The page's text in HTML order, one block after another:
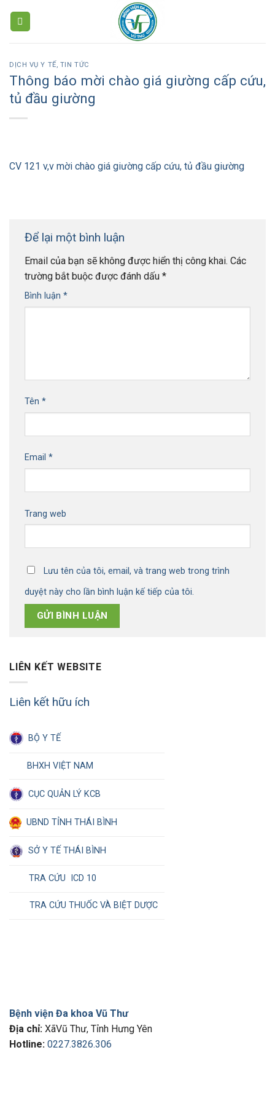
DỊCH VỤ Y TẾ, TIN TỨC
Thông báo mời chào giá giường cấp cứu,
tủ đầu giường
CV 121 v,v mời chào giá giường cấp cứu, tủ đầu giường
Để lại một bình luận
Email của bạn sẽ không được hiển thị công khai. Các
trường bắt buộc được đánh dấu *
Bình luận *
Tên *
Email *
Trang web
Lưu tên của tôi, email, và trang web trong trình
duyệt này cho lần bình luận kế tiếp của tôi.
LIÊN KẾT WEBSITE
Liên kết hữu ích
BỘ Y TẾ
BHXH VIỆT NAM
CỤC QUẢN LÝ KCB
UBND TỈNH THÁI BÌNH
SỞ Y TẾ THÁI BÌNH
TRA CỨU ICD 10
TRA CỨU THUỐC VÀ BIỆT DƯỢC
Bệnh viện Đa khoa Vũ Thư
Địa chỉ: XãVũ Thư, Tỉnh Hưng Yên
Hotline: 0227.3826.306